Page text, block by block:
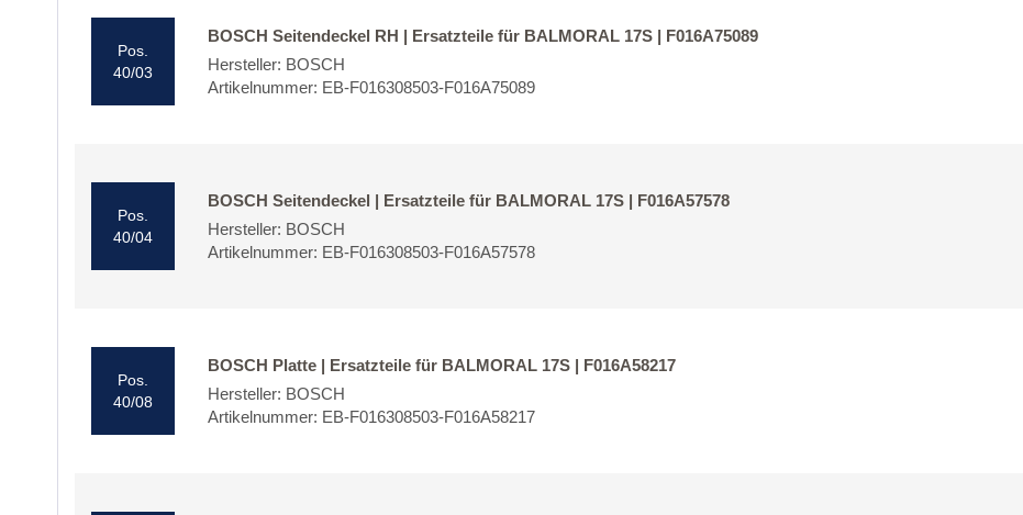
Pos.
40/03
BOSCH Seitendeckel RH | Ersatzteile für BALMORAL 17S | F016A75089
Hersteller: BOSCH
Artikelnummer: EB-F016308503-F016A75089
Pos.
40/04
BOSCH Seitendeckel | Ersatzteile für BALMORAL 17S | F016A57578
Hersteller: BOSCH
Artikelnummer: EB-F016308503-F016A57578
Pos.
40/08
BOSCH Platte | Ersatzteile für BALMORAL 17S | F016A58217
Hersteller: BOSCH
Artikelnummer: EB-F016308503-F016A58217